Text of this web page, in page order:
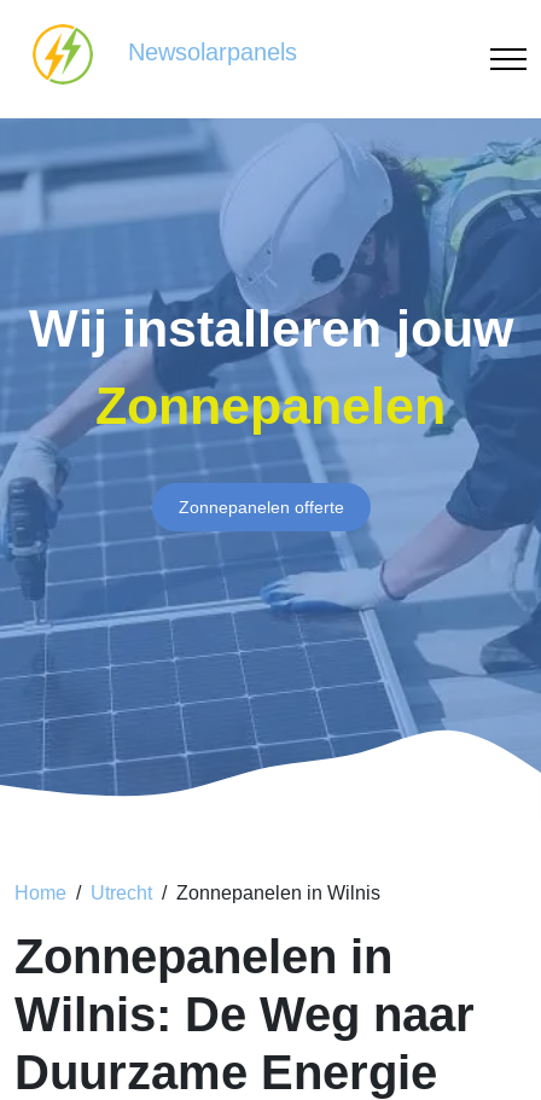
Newsolarpanels
Wij installeren jouw
Zonnepanelen
Zonnepanelen offerte
Home Utrecht Zonnepanelen in Wilnis
Zonnepanelen in
Wilnis: De Weg naar
Duurzame Energie